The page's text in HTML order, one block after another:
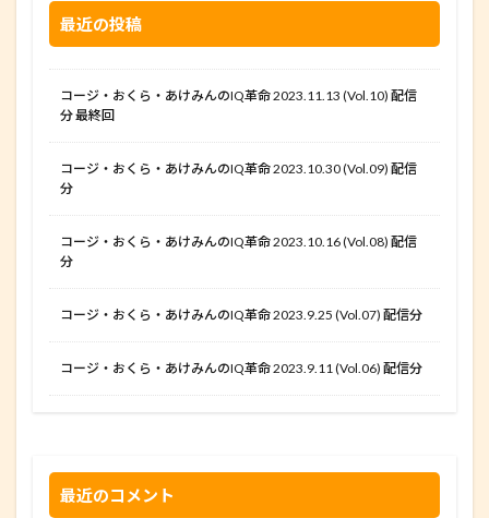
最近の投稿
コージ・おくら・あけみんのIQ革命 2023.11.13 (Vol.10) 配信
分 最終回
コージ・おくら・あけみんのIQ革命 2023.10.30 (Vol.09) 配信
分
コージ・おくら・あけみんのIQ革命 2023.10.16 (Vol.08) 配信
分
コージ・おくら・あけみんのIQ革命 2023.9.25 (Vol.07) 配信分
コージ・おくら・あけみんのIQ革命 2023.9.11 (Vol.06) 配信分
最近のコメント